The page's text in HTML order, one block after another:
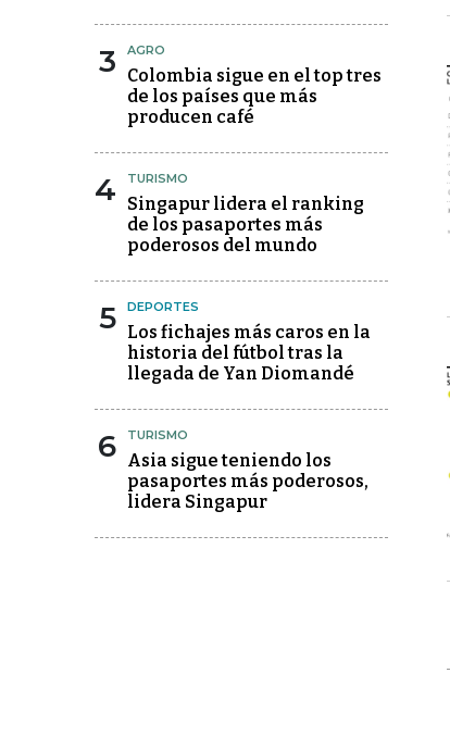
3 AGRO
Colombia sigue en el top tres
de los países que más
producen café
4 TURISMO
Singapur lidera el ranking
de los pasaportes más
poderosos del mundo
5 DEPORTES
Los fichajes más caros en la
historia del fútbol tras la
llegada de Yan Diomandé
6 TURISMO
Asia sigue teniendo los
pasaportes más poderosos,
lidera Singapur